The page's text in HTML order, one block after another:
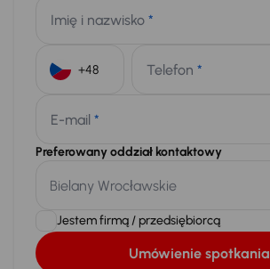
Imię i nazwisko *
Telefon *
E-mail *
Preferowany oddział kontaktowy
Jestem firmą / przedsiębiorcą
Umówienie spotkania